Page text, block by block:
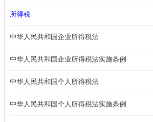
所得税
中华人民共和国企业所得税法
中华人民共和国企业所得税法实施条例
中华人民共和国个人所得税法
中华人民共和国个人所得税法实施条例